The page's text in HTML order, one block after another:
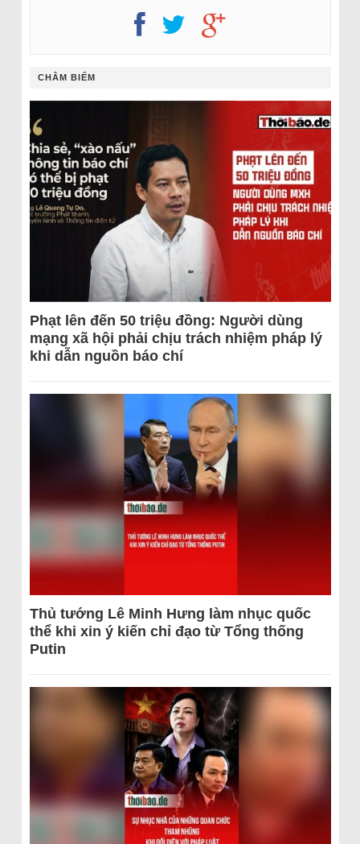
CHÂM BIẾM
Phạt lên đến 50 triệu đồng: Người dùng
mạng xã hội phải chịu trách nhiệm pháp lý
khi dẫn nguồn báo chí
Thủ tướng Lê Minh Hưng làm nhục quốc
thể khi xin ý kiến chỉ đạo từ Tổng thống
Putin